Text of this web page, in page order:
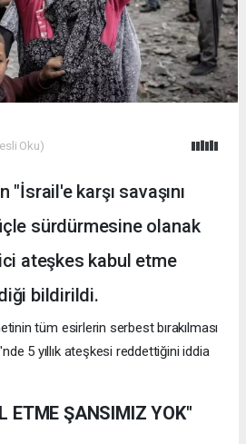
Oku)
karşı savaşını
sürdürmesine olanak
ateşkes kabul etme
bildirildi.
tüm esirlerin serbest bırakılması
5 yıllık ateşkesi reddettiğini iddia
ETME ŞANSIMIZ YOK"